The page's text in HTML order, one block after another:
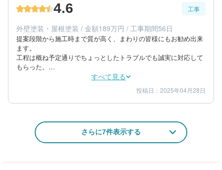
60代/男性/一戸建て
築年数：30年
4.6 工事
外壁塗装・屋根塗装 / 金額189万円 / 工事期間56日
提案段階から施工時まで質が高く、まわりの皆様にもお勧め出来
ます。
工程は概ね予定通りでちょっとしたトラブルでも誠実に対応して
もらった。
追加の要望事項にも丁寧に対応してもらい、また、施工仕上がり
は良く、細部にわたり適切な施工であった。
すべて見る
仕上がり 5
満足度 5
50代/男性/一戸建て
エリア：福岡県小郡市
築年数：11年
投稿日：2025年04月28日
さらに7件表示する